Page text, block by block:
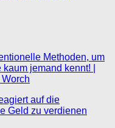
Methoden, um
jemand kennt! |
auf die
Geld zu verdienen